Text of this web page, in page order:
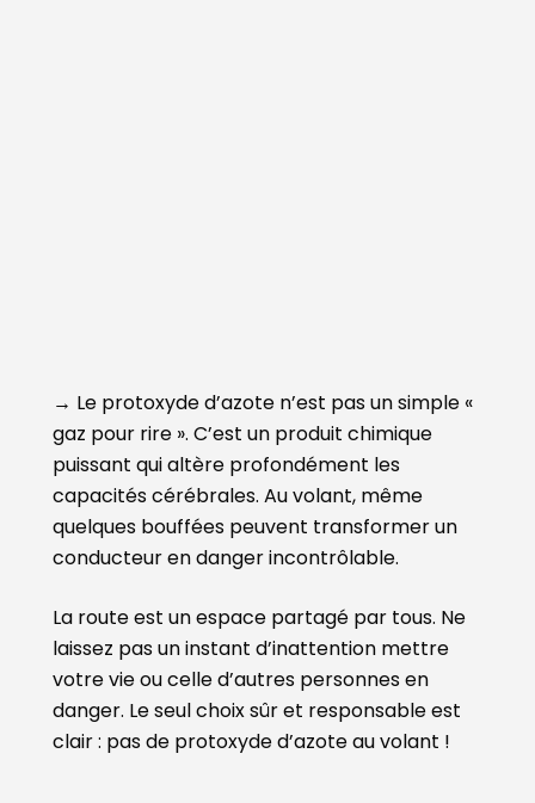
→ Le protoxyde d’azote n’est pas un simple «
gaz pour rire ». C’est un produit chimique
puissant qui altère profondément les
capacités cérébrales. Au volant, même
quelques bouffées peuvent transformer un
conducteur en danger incontrôlable.
La route est un espace partagé par tous. Ne
laissez pas un instant d’inattention mettre
votre vie ou celle d’autres personnes en
danger. Le seul choix sûr et responsable est
clair : pas de protoxyde d’azote au volant !